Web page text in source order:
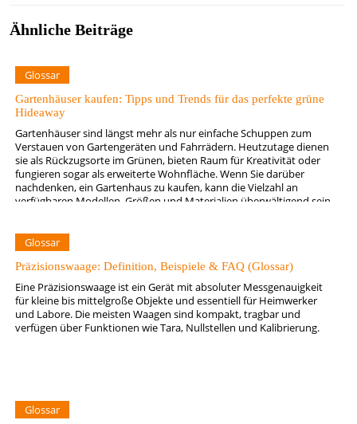
Ähnliche Beiträge
Glossar
Gartenhäuser kaufen: Tipps und Trends für das perfekte grüne
Hideaway
Gartenhäuser sind längst mehr als nur einfache Schuppen zum
Verstauen von Gartengeräten und Fahrrädern. Heutzutage dienen
sie als Rückzugsorte im Grünen, bieten Raum für Kreativität oder
fungieren sogar als erweiterte Wohnfläche. Wenn Sie darüber
nachdenken, ein Gartenhaus zu kaufen, kann die Vielzahl an
verfügbaren Modellen, Größen und Materialien überwältigend sein.
Glossar
Präzisionswaage: Definition, Beispiele & FAQ (Glossar)
Eine Präzisionswaage ist ein Gerät mit absoluter Messgenauigkeit
für kleine bis mittelgroße Objekte und essentiell für Heimwerker
und Labore. Die meisten Waagen sind kompakt, tragbar und
verfügen über Funktionen wie Tara, Nullstellen und Kalibrierung.
Glossar